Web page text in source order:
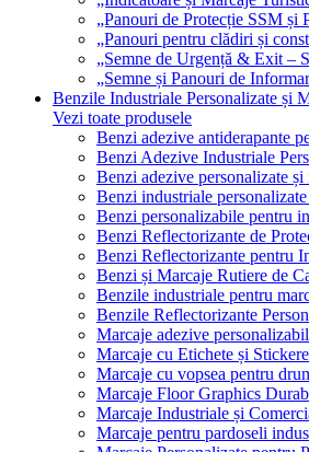
„Panouri de Protecție SSM și
„Panouri pentru clădiri și
„Semne de Urgență & Exit –
„Semne și Panouri de
Benzile Industriale Personalizate și
Vezi toate produsele
Benzi adezive antiderapante
Benzi Adezive Industriale
Benzi adezive personalizate
Benzi industriale
Benzi personalizabile pentru
Benzi Reflectorizante de
Benzi Reflectorizante pentru
Benzi și Marcaje Rutiere de
Benzile industriale pentru
Benzile Reflectorizante
Marcaje adezive
Marcaje cu Etichete și
Marcaje cu vopsea pentru
Marcaje Floor Graphics
Marcaje Industriale și
Marcaje pentru pardoseli